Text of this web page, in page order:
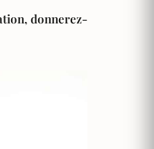
donnerez-